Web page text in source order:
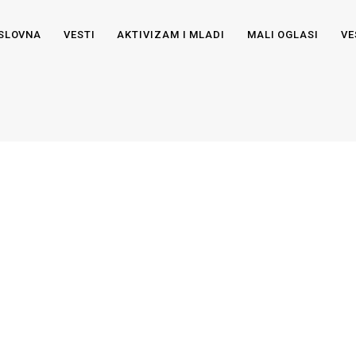
VESTI AKTIVIZAM I MLADI MALI OGLASI